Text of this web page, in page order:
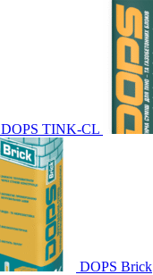
DOPS TINK-CL
DOPS Brick